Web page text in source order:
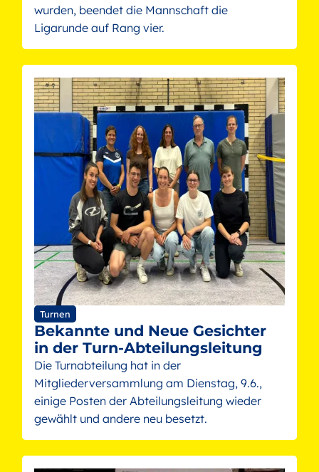
wurden, beendet die Mannschaft die
Ligarunde auf Rang vier.
Turnen
Bekannte und Neue Gesichter
in der Turn-Abteilungsleitung
Die Turnabteilung hat in der
Mitgliederversammlung am Dienstag, 9.6.,
einige Posten der Abteilungsleitung wieder
gewählt und andere neu besetzt.